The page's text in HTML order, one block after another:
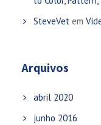
SteveVet em
Arquivos
abril 2020
junho 2016